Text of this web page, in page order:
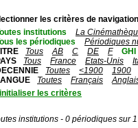
les critères de
institutions
La
les périodiques
Périodiques
Tous AB C DE F
GHI
Tous France Etats-Unis
Toutes <1900
1900
Toutes Français
les critères
institutions - 0 périodiques sur